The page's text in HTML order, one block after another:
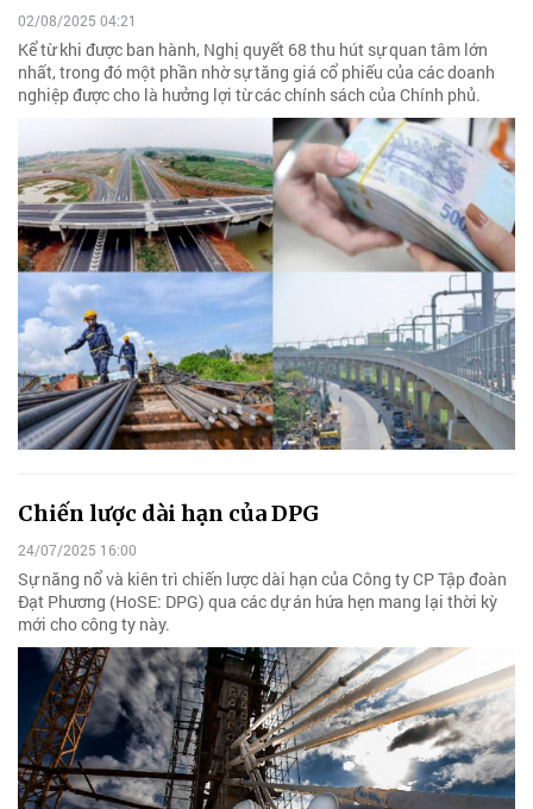
02/08/2025 04:21
Kể từ khi được ban hành, Nghị quyết 68 thu hút sự quan tâm lớn
nhất, trong đó một phần nhờ sự tăng giá cổ phiếu của các doanh
nghiệp được cho là hưởng lợi từ các chính sách của Chính phủ.
Chiến lược dài hạn của DPG
24/07/2025 16:00
Sự năng nổ và kiên trì chiến lược dài hạn của Công ty CP Tập đoàn
Đạt Phương (HoSE: DPG) qua các dự án hứa hẹn mang lại thời kỳ
mới cho công ty này.